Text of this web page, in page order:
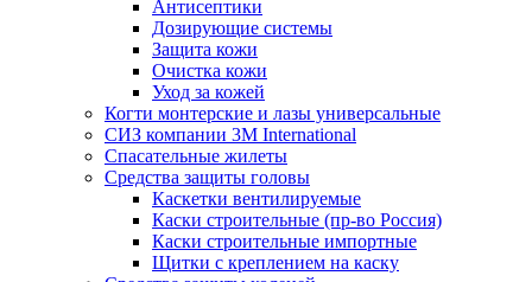
Антисептики
Дозирующие системы
Защита кожи
Очистка кожи
Уход за кожей
Когти монтерские и лазы универсальные
СИЗ компании 3М International
Спасательные жилеты
Средства защиты головы
Каскетки вентилируемые
Каски строительные (пр-во Россия)
Каски строительные импортные
Щитки с креплением на каску